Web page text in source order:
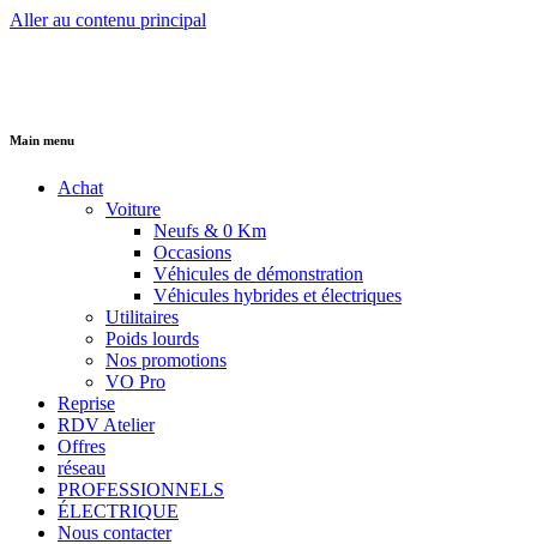
Aller au contenu principal
Main menu
Achat
Voiture
Neufs & 0 Km
Occasions
Véhicules de démonstration
Véhicules hybrides et électriques
Utilitaires
Poids lourds
Nos promotions
VO Pro
Reprise
RDV Atelier
Offres
réseau
PROFESSIONNELS
ÉLECTRIQUE
Nous contacter